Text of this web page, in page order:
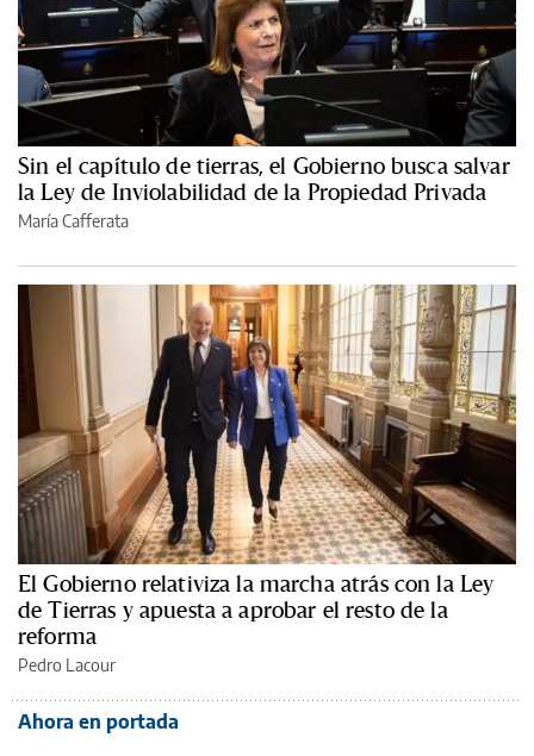
Sin el capítulo de tierras, el Gobierno busca salvar
la Ley de Inviolabilidad de la Propiedad Privada
María Cafferata
El Gobierno relativiza la marcha atrás con la Ley
de Tierras y apuesta a aprobar el resto de la
reforma
Pedro Lacour
Ahora en portada